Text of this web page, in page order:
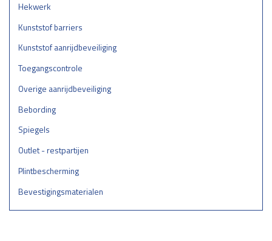
Hekwerk
Kunststof barriers
Kunststof aanrijdbeveiliging
Toegangscontrole
Overige aanrijdbeveiliging
Bebording
Spiegels
Outlet - restpartijen
Plintbescherming
Bevestigingsmaterialen